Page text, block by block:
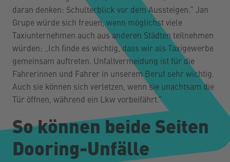
daran denken: Schulterblick vor dem Aussteigen.“ Jan
Grupe würde sich freuen, wenn möglichst viele
Taxiunternehmen auch aus anderen Städten teilnehmen
würden: „Ich finde es wichtig, dass wir als Taxigewerbe
gemeinsam auftreten. Unfallvermeidung ist für die
Fahrerinnen und Fahrer in unserem Beruf sehr wichtig.
Auch sie können sich verletzen, wenn sie unachtsam die
Tür öffnen, während ein Lkw vorbeifährt.“
So können beide Seiten
Dooring-Unfälle